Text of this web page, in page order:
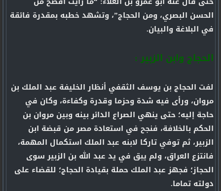
الحسن البصري، ومن الحجاج”، وتشهد خطبه بمقدرة فائقة
في البلاغة والبيان.
الحجاج وابن الزبير :
لفت الحجاج بن يوسف الثقفي أنظار الخليفة عبد الملك بن
مروان، ورأى فيه شدة وحزما وقدرة وكفاءة، وكان في
حاجة إليه؛ حتى ينهي الصراع الدائر بينه وبين مروان بن
الحكم بالخلافة، فنجح في استعادة مصر من قبضة ابن
الزبير، ثم توفي تاركا لابنه عبد الملك استكمال المهمة،
فانتزع العراق، ولم يبق في يد عبد الله بن الزبير سوى
الحجاز؛ فجهز عبد الملك حملة بقيادة الحجاج؛ للقضاء على
دولته تماما.